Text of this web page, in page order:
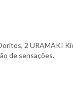
2 URAMAKI
de sensações.